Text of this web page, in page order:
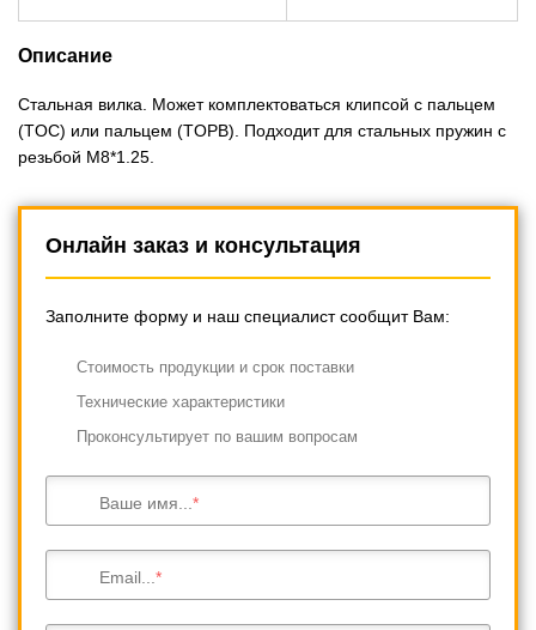
Описание
Cтальная вилка. Может комплектоваться клипсой с пальцем
(TOC) или пальцем (TOPB). Подходит для стальных пружин с
резьбой M8*1.25.
Онлайн заказ и консультация
Заполните форму и наш специалист сообщит Вам:
Cтоимость продукции и срок поставки
Технические характеристики
Проконсультирует по вашим вопросам
Ваше имя...
Email...